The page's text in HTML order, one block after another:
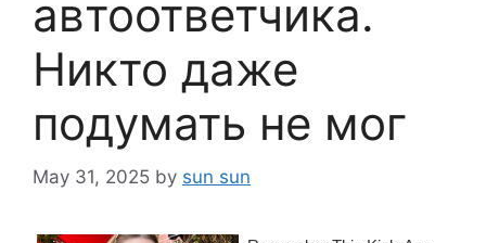
автоответчика.
Никто даже
подумать не мог
May 31, 2025 by sun sun